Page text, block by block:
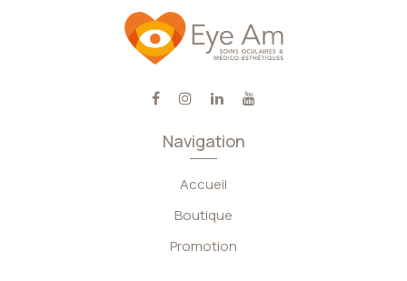
Navigation
Accueil
Boutique
Promotion